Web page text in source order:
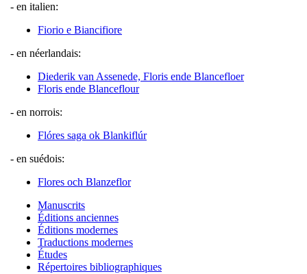
- en italien:
Fiorio e Biancifiore
- en néerlandais:
Diederik van Assenede, Floris ende Blancefloer
Floris ende Blanceflour
- en norrois:
Flóres saga ok Blankiflúr
- en suédois:
Flores och Blanzeflor
Manuscrits
Éditions anciennes
Éditions modernes
Traductions modernes
Études
Répertoires bibliographiques